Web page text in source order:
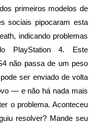
primeiros modelos de
sociais pipocaram esta
, indicando problemas
PlayStation 4. Este
não passa de um peso
ser enviado de volta
— e não há nada mais
o problema. Aconteceu
resolver? Mande seu